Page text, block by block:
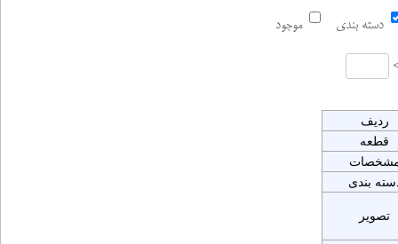
موجود دسته بندی
ردیف
قطعه
بندی
تصویر